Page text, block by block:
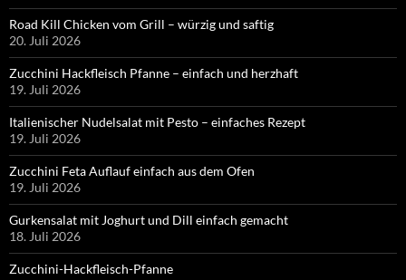
Road Kill Chicken vom Grill – würzig und saftig
20. Juli 2026
Zucchini Hackfleisch Pfanne – einfach und herzhaft
19. Juli 2026
Italienischer Nudelsalat mit Pesto – einfaches Rezept
19. Juli 2026
Zucchini Feta Auflauf einfach aus dem Ofen
19. Juli 2026
Gurkensalat mit Joghurt und Dill einfach gemacht
18. Juli 2026
Zucchini-Hackfleisch-Pfanne